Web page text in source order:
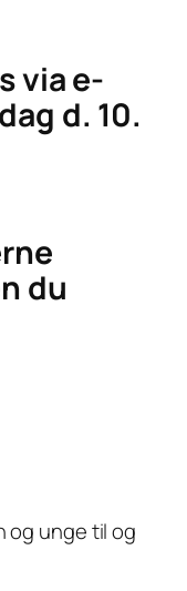
via e-
d. 10.
du
og unge til og